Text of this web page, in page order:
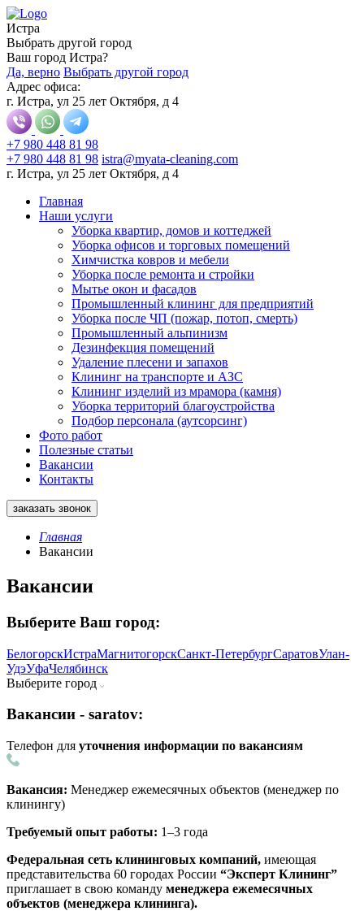
Истра
Выбрать другой город
Ваш город Истра?
Да, верно Выбрать другой город
Адрес офиса:
г. Истра, ул 25 лет Октября, д 4
+7 980 448 81 98
+7 980 448 81 98 istra@myata-cleaning.com
г. Истра, ул 25 лет Октября, д 4
Главная
Наши услуги
Уборка квартир, домов и коттеджей
Уборка офисов и торговых помещений
Химчистка ковров и мебели
Уборка после ремонта и стройки
Мытье окон и фасадов
Промышленный клининг для предприятий
Уборка после ЧП (пожар, потоп, смерть)
Промышленный альпинизм
Дезинфекция помещений
Удаление плесени и запахов
Клининг на транспорте и АЗС
Клининг изделий из мрамора (камня)
Уборка территорий благоустройства
Подбор персонала (аутсорсинг)
Фото работ
Полезные статьи
Вакансии
Контакты
заказать звонок
Главная
Вакансии
Вакансии
Выберите Ваш город:
БелогорскИстраМагнитогорскСанкт-ПетербургСаратовУлан-
УдэУфаЧелябинск
Выберите город
Вакансии - saratov:
Телефон для уточнения информации по вакансиям
Вакансия: Менеджер ежемесячных объектов (менеджер по
клинингу)
Требуемый опыт работы: 1–3 года
Федеральная сеть клининговых компаний, имеющая
представительства 60 городах России “Эксперт Клининг”
приглашает в свою команду менеджера ежемесячных
объектов (менеджера клининга).